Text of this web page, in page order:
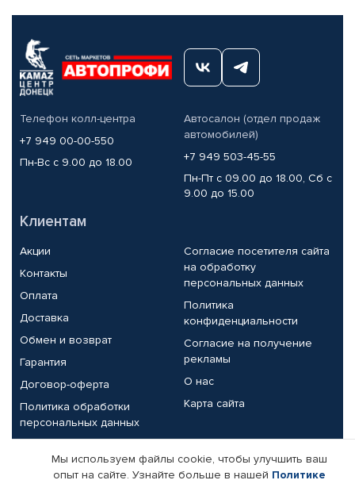
Телефон колл-центра
+7 949 00-00-550
Пн-Вс с 9.00 до 18.00
Автосалон (отдел продаж
автомобилей)
+7 949 503-45-55
Пн-Пт с 09.00 до 18.00, Сб с
9.00 до 15.00
Клиентам
Акции
Контакты
Оплата
Доставка
Обмен и возврат
Гарантия
Договор-оферта
Политика обработки
персональных данных
Согласие посетителя сайта
на обработку
персональных данных
Политика
конфиденциальности
Согласие на получение
рекламы
О нас
Карта сайта
Партнерам
Мы используем файлы cookie, чтобы улучшить ваш
опыт на сайте. Узнайте больше в нашей Политике